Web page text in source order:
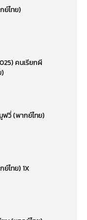
ย์ไทย)
คนเรียกผี
ฟวี่ (พากย์ไทย)
ไทย) 1X